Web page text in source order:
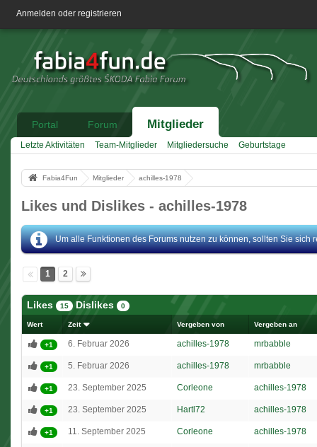
Anmelden oder registrieren
Portal Forum Mitglieder
Letzte Aktivitäten Team-Mitglieder Mitgliedersuche Geburtstage
Fabia4Fun Mitglieder achilles-1978
Likes und Dislikes - achilles-1978
Um alle Funktionen des Forums nutzen zu können, sollten Sie
1 2
Likes 15 Dislikes 0
Wert Zeit Vergeben von Vergeben an
+1 6. Februar 2026 achilles-1978 mrbabble
+1 5. Februar 2026 achilles-1978 mrbabble
+1 23. September 2025 Corleone achilles-1978
+1 23. September 2025 Hartl72 achilles-1978
+1 11. September 2025 Corleone achilles-1978